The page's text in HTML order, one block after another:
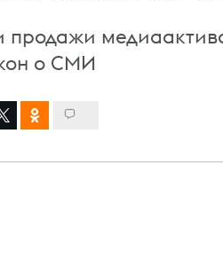
о СМИ